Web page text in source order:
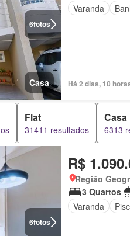
6fotos
Casa
Varanda
Há 2 dias, 10
Flat
31411 resultados
Casa
6313
6fotos
R$
Região
3 Quartos
Varanda